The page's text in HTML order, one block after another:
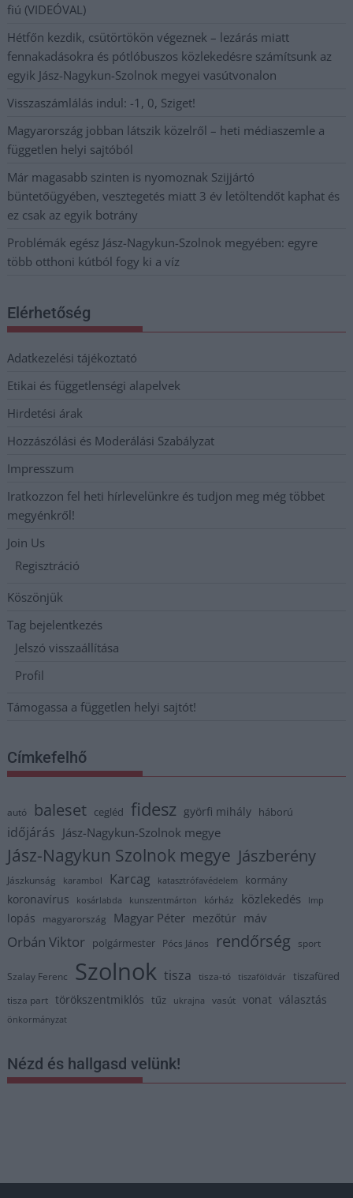
fiú (VIDEÓVAL)
Hétfőn kezdik, csütörtökön végeznek – lezárás miatt
fennakadásokra és pótlóbuszos közlekedésre számítsunk az
egyik Jász-Nagykun-Szolnok megyei vasútvonalon
Visszaszámlálás indul: -1, 0, Sziget!
Magyarország jobban látszik közelről – heti médiaszemle a
független helyi sajtóból
Már magasabb szinten is nyomoznak Szijjártó
büntetőügyében, vesztegetés miatt 3 év letöltendőt kaphat és
ez csak az egyik botrány
Problémák egész Jász-Nagykun-Szolnok megyében: egyre
több otthoni kútból fogy ki a víz
Elérhetőség
Adatkezelési tájékoztató
Etikai és függetlenségi alapelvek
Hirdetési árak
Hozzászólási és Moderálási Szabályzat
Impresszum
Iratkozzon fel heti hírlevelünkre és tudjon meg még többet
megyénkről!
Join Us
Regisztráció
Köszönjük
Tag bejelentkezés
Jelszó visszaállítása
Profil
Támogassa a független helyi sajtót!
Címkefelhő
autó baleset cegléd fidesz györfi mihály háború
időjárás Jász-Nagykun-Szolnok megye
Jász-Nagykun Szolnok megye Jászberény
Jászkunság karambol Karcag katasztrófavédelem kormány
koronavírus kosárlabda kunszentmárton kórház közlekedés lmp
lopás magyarország Magyar Péter mezőtúr máv
Orbán Viktor polgármester Pócs János rendőrség sport
Szalay Ferenc Szolnok tisza tisza-tó tiszaföldvár tiszafüred
tisza part törökszentmiklós tűz ukrajna vasút vonat választás
önkormányzat
Nézd és hallgasd velünk!